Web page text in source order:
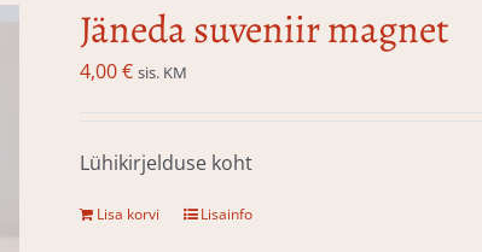
Jäneda suveniir magnet
4,00€ sis. KM
Lühikirjelduse koht
Lisa korvi Lisainfo